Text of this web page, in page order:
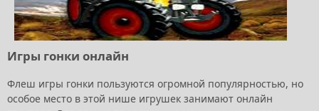
Игры гонки онлайн
Флеш игры гонки пользуются огромной популярностью, но
особое место в этой нише игрушек занимают онлайн